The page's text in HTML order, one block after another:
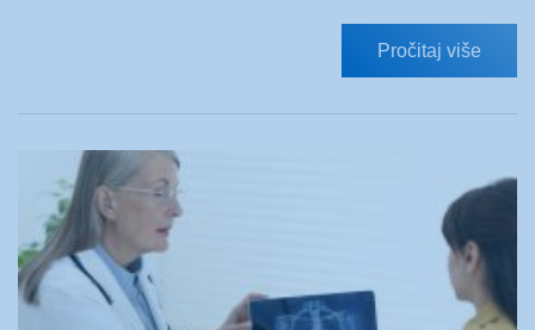
Pročitaj više